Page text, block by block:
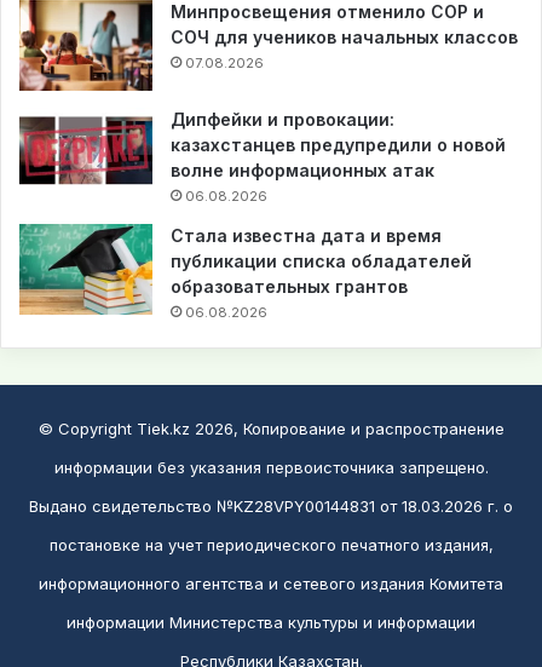
Минпросвещения отменило СОР и
СОЧ для учеников начальных классов
07.08.2026
Дипфейки и провокации:
казахстанцев предупредили о новой
волне информационных атак
06.08.2026
Стала известна дата и время
публикации списка обладателей
образовательных грантов
06.08.2026
© Copyright Tiek.kz 2026, Копирование и распространение
информации без указания первоисточника запрещено.
Выдано свидетельство №KZ28VPY00144831 от 18.03.2026 г. о
постановке на учет периодического печатного издания,
информационного агентства и сетевого издания Комитета
информации Министерства культуры и информации
Республики Казахстан.